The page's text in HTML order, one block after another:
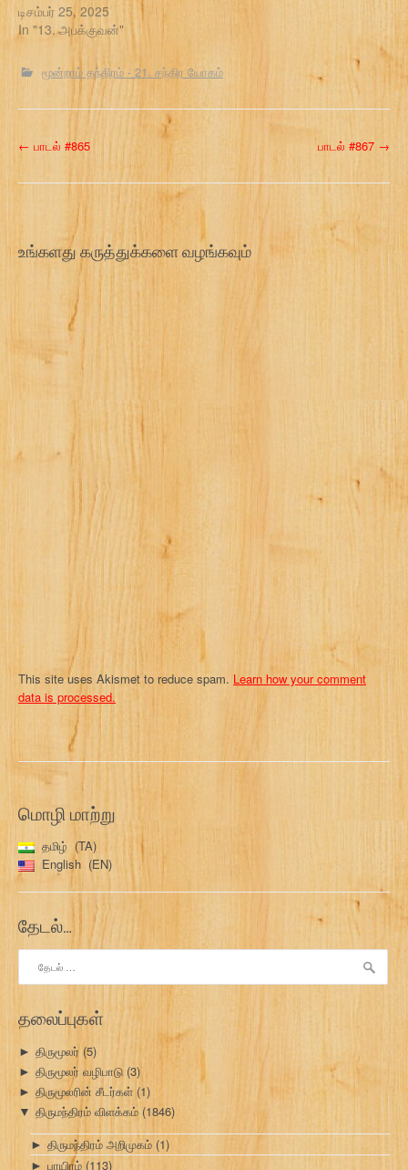
டிசம்பர் 25, 2025
In "13. அபக்குவன்"
மூன்றாம் தந்திரம் - 21. சந்திர யோகம்
P
o
t
v
a
← பாடல் #865 பாடல் #867 →
உங்களது கருத்துக்களை வழங்கவும்
This site uses Akismet to reduce spam. Learn how your comment
data is processed.
மொழி மாற்று
தமிழ்
TA
English
EN
தேடல்…
தேடு:
தலைப்புகள்
► திருமூலர் (5)
► திருமூலர் வழிபாடு (3)
► திருமூலரின் சீடர்கள் (1)
▼ திருமந்திரம் விளக்கம் (1846)
► திருமந்திரம் அறிமுகம் (1)
► பாயிரம் (113)